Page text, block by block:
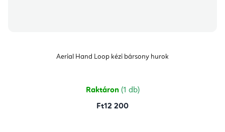
Aerial Hand Loop kézi bársony hurok
Raktáron (1 db)
Ft12 200